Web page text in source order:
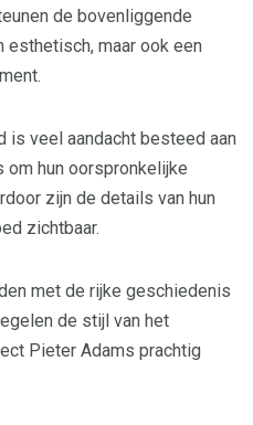
de bovenliggende
maar ook een
is veel aandacht besteed aan
hun oorspronkelijke
zijn de details van hun
zichtbaar.
met de rijke geschiedenis
de stijl van het
Pieter Adams prachtig